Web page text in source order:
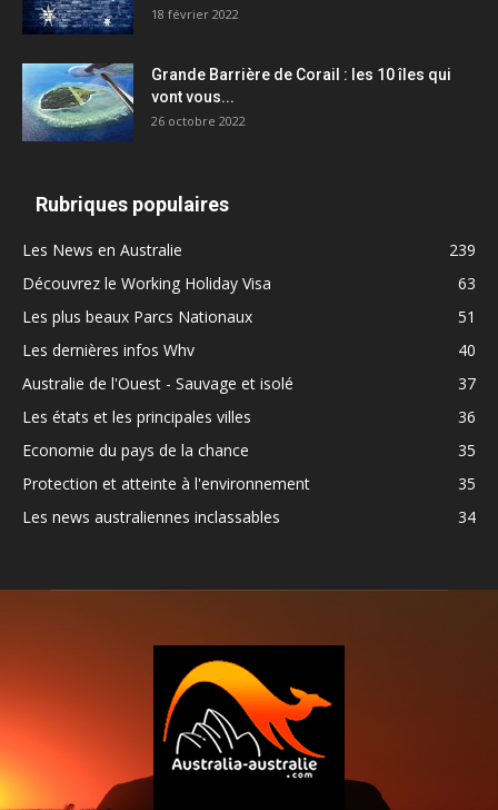
18 février 2022
Grande Barrière de Corail : les 10 îles qui
vont vous...
26 octobre 2022
Rubriques populaires
Les News en Australie
239
Découvrez le Working Holiday Visa
63
Les plus beaux Parcs Nationaux
51
Les dernières infos Whv
40
Australie de l'Ouest - Sauvage et isolé
37
Les états et les principales villes
36
Economie du pays de la chance
35
Protection et atteinte à l'environnement
35
Les news australiennes inclassables
34